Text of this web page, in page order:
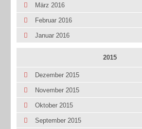
März 2016
Februar 2016
Januar 2016
2015
Dezember 2015
November 2015
Oktober 2015
September 2015